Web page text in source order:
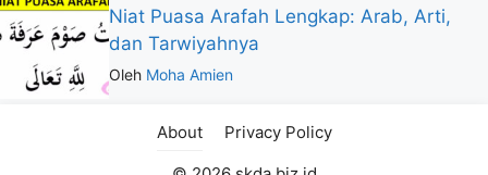
Niat Puasa Arafah Lengkap: Arab, Arti,
dan Tarwiyahnya
Oleh Moha Amien
About
Privacy Policy